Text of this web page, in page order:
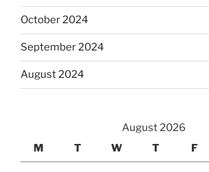
October 2024
September 2024
August 2024
August 2026
M
T W T F